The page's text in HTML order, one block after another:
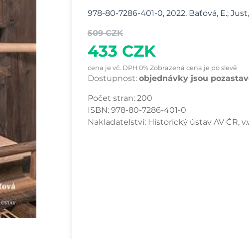
978-80-7286-401-0, 2022, Baťová, E.;
509 CZK
433 CZK
cena je vč. DPH 0% Zobrazená cena je po slevě
Dostupnost: objednávky jsou
Počet stran: 200
ISBN: 978-80-7286-401-0
Nakladatelství: Historický ústav AV ČR,